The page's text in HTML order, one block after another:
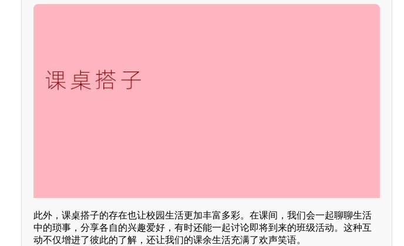
此外，课桌搭子的存在也让校园生活更加丰富多彩。在课间，我们会一起聊聊生活
中的琐事，分享各自的兴趣爱好，有时还能一起讨论即将到来的班级活动。这种互
动不仅增进了彼此的了解，还让我们的课余生活充满了欢声笑语。